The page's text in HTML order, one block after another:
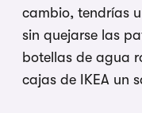
cambio, tendrías
sin quejarse las
botellas de agua
cajas de IKEA un